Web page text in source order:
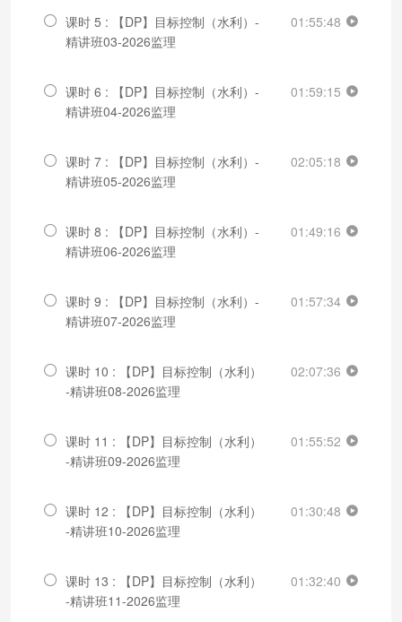
课时 5 : 【DP】目标控制（水利）-
精讲班03-2026监理
01:55:48
课时 6 : 【DP】目标控制（水利）-
精讲班04-2026监理
01:59:15
课时 7 : 【DP】目标控制（水利）-
精讲班05-2026监理
02:05:18
课时 8 : 【DP】目标控制（水利）-
精讲班06-2026监理
01:49:16
课时 9 : 【DP】目标控制（水利）-
精讲班07-2026监理
01:57:34
课时 10 : 【DP】目标控制（水利）
-精讲班08-2026监理
02:07:36
课时 11 : 【DP】目标控制（水利）
-精讲班09-2026监理
01:55:52
课时 12 : 【DP】目标控制（水利）
-精讲班10-2026监理
01:30:48
课时 13 : 【DP】目标控制（水利）
-精讲班11-2026监理
01:32:40